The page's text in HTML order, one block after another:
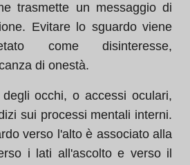
trasmette un messaggio di
Evitare lo sguardo viene
come disinteresse,
di onestà.
occhi, o accessi oculari,
sui processi mentali interni.
verso l'alto è associato alla
i lati all'ascolto e verso il